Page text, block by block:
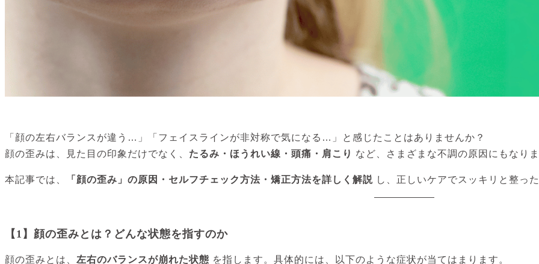
「顔の左右バランスが違う…」「フェイスラインが非対称で気になる…」と感じたことはありませんか？
顔の歪みは、見た目の印象だけでなく、 たるみ・ほうれい線・頭痛・肩こり など、さまざまな不調の原因にもなり
本記事では、 「顔の歪み」の原因・セルフチェック方法・矯正方法を詳しく解説 し、正しいケアでスッキリと整っ
【1】顔の歪みとは？どんな状態を指すのか
顔の歪みとは、 左右のバランスが崩れた状態 を指します。具体的には、以下のような症状が当てはまります。